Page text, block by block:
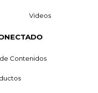
Videos
Contenidos